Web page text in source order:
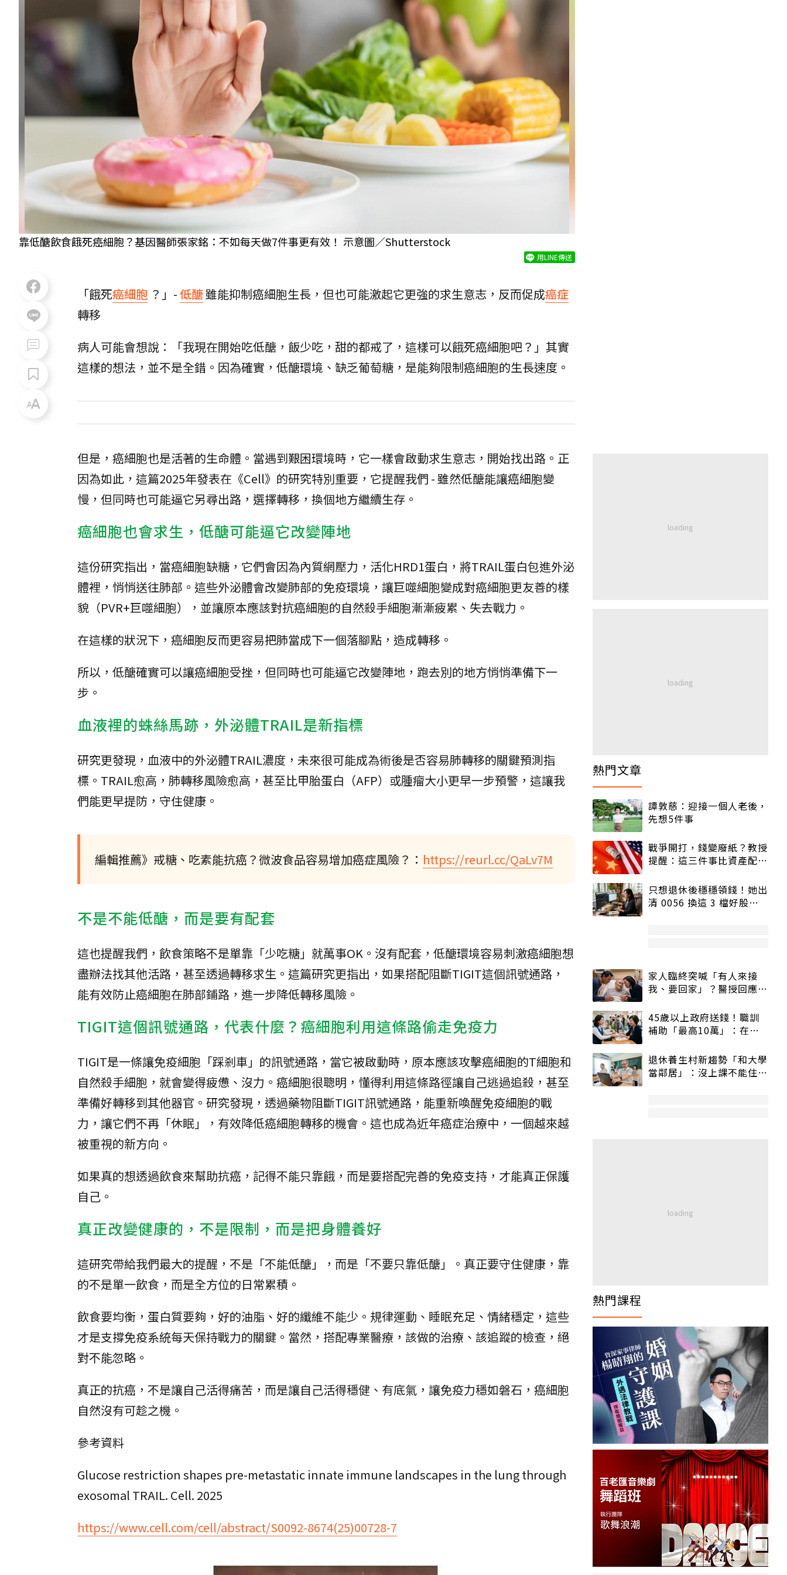
靠低醣飲食餓死癌細胞？基因醫師張家銘：不如每天做7件事更有效！ 示意圖／Shutterstock
用LINE傳送
「餓死癌細胞 ？」-低醣雖能抑制癌細胞生長，但也可能激起它更強的求生意志，反而促成癌症
轉移
病人可能會想說：「我現在開始吃低醣，飯少吃，甜的都戒了，這樣可以餓死癌細胞吧？」其實
這樣的想法，並不是全錯。因為確實，低醣環境、缺乏葡萄糖，是能夠限制癌細胞的生長速度。
但是，癌細胞也是活著的生命體。當遇到艱困環境時，它一樣會啟動求生意志，開始找出路。正
因為如此，這篇2025年發表在《Cell》的研究特別重要，它提醒我們 - 雖然低醣能讓癌細胞變
慢，但同時也可能逼它另尋出路，選擇轉移，換個地方繼續生存。
癌細胞也會求生，低醣可能逼它改變陣地
這份研究指出，當癌細胞缺糖，它們會因為內質網壓力，活化HRD1蛋白，將TRAIL蛋白包進外泌
體裡，悄悄送往肺部。這些外泌體會改變肺部的免疫環境，讓巨噬細胞變成對癌細胞更友善的樣
貌（PVR+巨噬細胞），並讓原本應該對抗癌細胞的自然殺手細胞漸漸疲累、失去戰力。
在這樣的狀況下，癌細胞反而更容易把肺當成下一個落腳點，造成轉移。
所以，低醣確實可以讓癌細胞受挫，但同時也可能逼它改變陣地，跑去別的地方悄悄準備下一
步。
血液裡的蛛絲馬跡，外泌體TRAIL是新指標
研究更發現，血液中的外泌體TRAIL濃度，未來很可能成為術後是否容易肺轉移的關鍵預測指
標。TRAIL愈高，肺轉移風險愈高，甚至比甲胎蛋白（AFP）或腫瘤大小更早一步預警，這讓我
們能更早提防，守住健康。
編輯推薦》戒糖、吃素能抗癌？微波食品容易增加癌症風險？： https://reurl.cc/QaLv7M
不是不能低醣，而是要有配套
這也提醒我們，飲食策略不是單靠「少吃糖」就萬事OK。沒有配套，低醣環境容易刺激癌細胞想
盡辦法找其他活路，甚至透過轉移求生。這篇研究更指出，如果搭配阻斷TIGIT這個訊號通路，
能有效防止癌細胞在肺部鋪路，進一步降低轉移風險。
TIGIT這個訊號通路，代表什麼？癌細胞利用這條路偷走免疫力
TIGIT是一條讓免疫細胞「踩剎車」的訊號通路，當它被啟動時，原本應該攻擊癌細胞的T細胞和
自然殺手細胞，就會變得疲憊、沒力。癌細胞很聰明，懂得利用這條路徑讓自己逃過追殺，甚至
準備好轉移到其他器官。研究發現，透過藥物阻斷TIGIT訊號通路，能重新喚醒免疫細胞的戰
力，讓它們不再「休眠」，有效降低癌細胞轉移的機會。這也成為近年癌症治療中，一個越來越
被重視的新方向。
如果真的想透過飲食來幫助抗癌，記得不能只靠餓，而是要搭配完善的免疫支持，才能真正保護
自己。
真正改變健康的，不是限制，而是把身體養好
這研究帶給我們最大的提醒，不是「不能低醣」，而是「不要只靠低醣」。真正要守住健康，靠
的不是單一飲食，而是全方位的日常累積。
飲食要均衡，蛋白質要夠，好的油脂、好的纖維不能少。規律運動、睡眠充足、情緒穩定，這些
才是支撐免疫系統每天保持戰力的關鍵。當然，搭配專業醫療，該做的治療、該追蹤的檢查，絕
對不能忽略。
真正的抗癌，不是讓自己活得痛苦，而是讓自己活得穩健、有底氣，讓免疫力穩如磐石，癌細胞
自然沒有可趁之機。
參考資料
Glucose restriction shapes pre-metastatic innate immune landscapes in the lung through
exosomal TRAIL. Cell. 2025
https://www.cell.com/cell/abstract/S0092-8674(25)00728-7
熱門文章
譚敦慈：迎接一個人老後，
先想5件事
戰爭開打，錢變廢紙？教授
提醒：這三件事比資產配置
只想退休後穩穩領錢！她出
清 0056 換這 3 檔好股：
家人臨終突喊「有人來接
我、要回家」？醫授回應方
45歲以上政府送錢！職訓
補助「最高10萬」：在
退休養生村新趨勢「和大學
當鄰居」：沒上課不能住、
熱門課程